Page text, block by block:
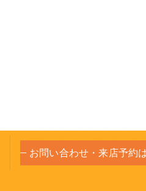
お問い合わせ・来店予約